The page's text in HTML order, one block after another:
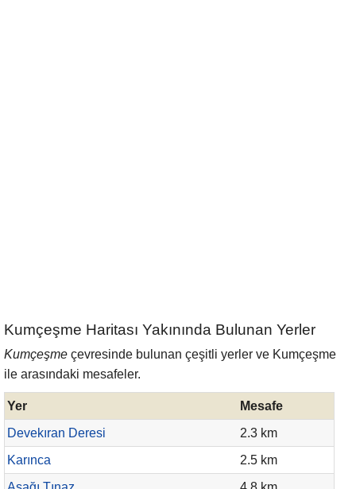
Kumçeşme Haritası Yakınında Bulunan Yerler
Kumçeşme çevresinde bulunan çeşitli yerler ve Kumçeşme
ile arasındaki mesafeler.
Yer
Mesafe
Devekıran Deresi
2.3 km
Karınca
2.5 km